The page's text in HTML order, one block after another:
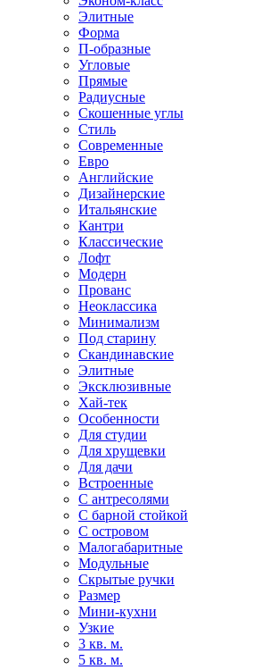
Элитные
Форма
П-образные
Угловые
Прямые
Радиусные
Скошенные углы
Стиль
Современные
Евро
Английские
Дизайнерские
Итальянские
Кантри
Классические
Лофт
Модерн
Прованс
Неоклассика
Минимализм
Под старину
Скандинавские
Элитные
Эксклюзивные
Хай-тек
Особенности
Для студии
Для хрущевки
Для дачи
Встроенные
С антресолями
С барной стойкой
С островом
Малогабаритные
Модульные
Скрытые ручки
Размер
Мини-кухни
Узкие
3 кв. м.
5 кв. м.